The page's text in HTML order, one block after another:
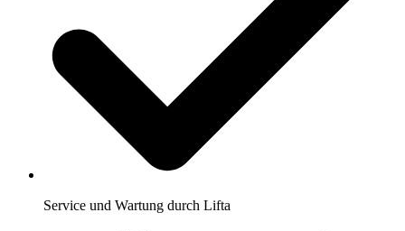
Service und Wartung durch Lifta